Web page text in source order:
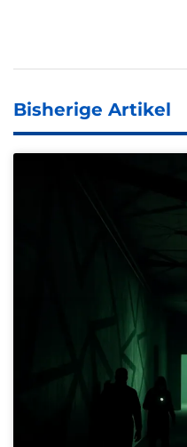
Bisherige Artikel